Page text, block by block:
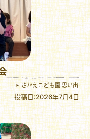
さかえこども園 思い出
投稿日:2026年7月4日